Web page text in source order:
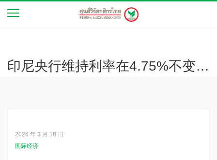
印尼央行维持利率在4.75%不变，以应对中东冲突、通货膨胀和印尼盾贬值（经济观察 第32年 第4252号）
2026 年 3 月 18 日
国际经济